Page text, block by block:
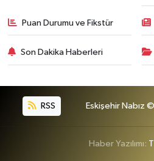
Puan Durumu ve Fikstür
Son Dakika Haberleri
RSS Eskişehir Nabız
Haber Yazılımı: